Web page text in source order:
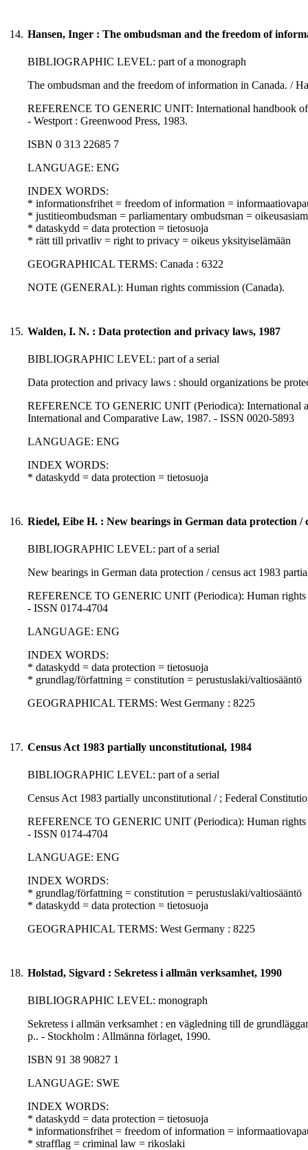
14. Hansen, Inger : The ombudsman and the freedom of
BIBLIOGRAPHIC LEVEL: part of a monograph
The ombudsman and the freedom of information in Canada. /
REFERENCE TO GENERIC UNIT: International handbook of
- Westport : Greenwood Press, 1983.
ISBN 0 313 22685 7
LANGUAGE: ENG
INDEX WORDS:
* informationsfrihet = freedom of information =
* justitieombudsman = parliamentary ombudsman =
* dataskydd = data protection = tietosuoja
* rätt till privatliv = right to privacy = oikeus yksityiselämään
GEOGRAPHICAL TERMS: Canada : 6322
NOTE (GENERAL): Human rights commission (Canada).
15. Walden, I. N. : Data protection and privacy laws, 1987
BIBLIOGRAPHIC LEVEL: part of a serial
Data protection and privacy laws : should organizations be
REFERENCE TO GENERIC UNIT (Periodica): International
International and Comparative Law, 1987. - ISSN 0020-5893
LANGUAGE: ENG
INDEX WORDS:
* dataskydd = data protection = tietosuoja
16. Riedel, Eibe H. : New bearings in German data protection /
BIBLIOGRAPHIC LEVEL: part of a serial
New bearings in German data protection / census act 1983
REFERENCE TO GENERIC UNIT (Periodica): Human
- ISSN 0174-4704
LANGUAGE: ENG
INDEX WORDS:
* dataskydd = data protection = tietosuoja
* grundlag/författning = constitution = perustuslaki/valtiosääntö
GEOGRAPHICAL TERMS: West Germany : 8225
17. Census Act 1983 partially unconstitutional, 1984
BIBLIOGRAPHIC LEVEL: part of a serial
Census Act 1983 partially unconstitutional / ; Federal
REFERENCE TO GENERIC UNIT (Periodica): Human
- ISSN 0174-4704
LANGUAGE: ENG
INDEX WORDS:
* grundlag/författning = constitution = perustuslaki/valtiosääntö
* dataskydd = data protection = tietosuoja
GEOGRAPHICAL TERMS: West Germany : 8225
18. Holstad, Sigvard : Sekretess i allmän verksamhet, 1990
BIBLIOGRAPHIC LEVEL: monograph
Sekretess i allmän verksamhet : en vägledning till de
p.. - Stockholm : Allmänna förlaget, 1990.
ISBN 91 38 90827 1
LANGUAGE: SWE
INDEX WORDS:
* dataskydd = data protection = tietosuoja
* informationsfrihet = freedom of information =
* strafflag = criminal law = rikoslaki